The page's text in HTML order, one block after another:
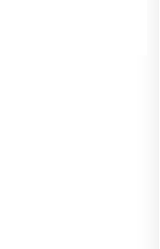
– القاهرة – جمهورية مصر